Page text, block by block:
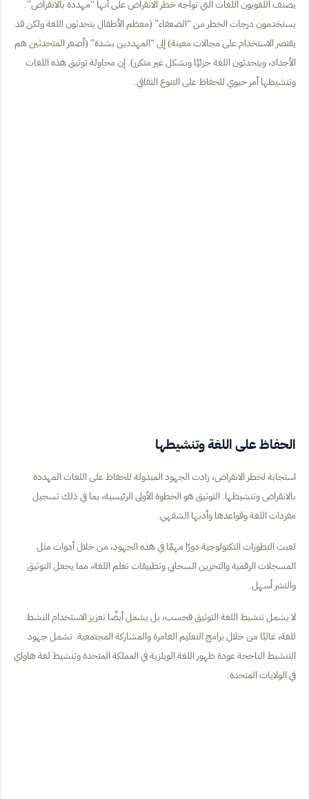
يصنف اللغويون اللغات التي تواجه خطر الانقراض على أنها “مهددة بالانقراض”.
يستخدمون درجات الخطر من “الضعفاء” (معظم الأطفال يتحدثون اللغة ولكن قد
يقتصر الاستخدام على مجالات معينة) إلى “المهددين بشدة” (أصغر المتحدثين هم
الأجداد، ويتحدثون اللغة جزئيًا وبشكل غير متكرر). إن محاولة توثيق هذه اللغات
وتنشيطها أمر حيوي للحفاظ على التنوع الثقافي.
الحفاظ على اللغة وتنشيطها
استجابة لخطر الانقراض، زادت الجهود المبذولة للحفاظ على اللغات المهددة
بالانقراض وتنشيطها. التوثيق هو الخطوة الأولى الرئيسية، بما في ذلك تسجيل
مفردات اللغة وقواعدها وأدبها الشفهي.
لعبت التطورات التكنولوجية دورًا مهمًا في هذه الجهود، من خلال أدوات مثل
المسجلات الرقمية والتخزين السحابي وتطبيقات تعلم اللغة، مما يجعل التوثيق
والنشر أسهل.
لا يشمل تنشيط اللغة التوثيق فحسب، بل يشمل أيضًا تعزيز الاستخدام النشط
للغة، غالبًا من خلال برامج التعليم الغامرة والمشاركة المجتمعية. تشمل جهود
التنشيط الناجحة عودة ظهور اللغة الويلزية في المملكة المتحدة وتنشيط لغة هاواي
في الولايات المتحدة.